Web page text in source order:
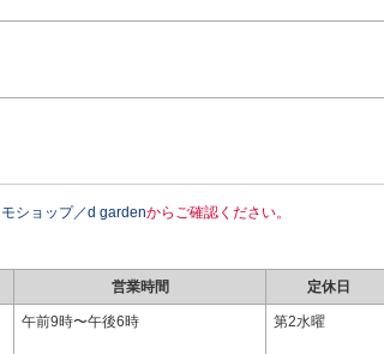
モショップ／d gardenからご確認ください。
営業時間 定休日
午前9時〜午後6時 第2水曜